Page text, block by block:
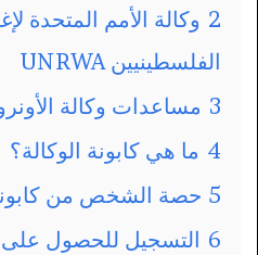
2 وكالة الأمم المتحدة
الفلسطينيين UNRWA
3 مساعدات وكالة
4 ما هي كابونة الوكالة؟
5 حصة الشخص من كابونة
6 التسجيل للحصول على